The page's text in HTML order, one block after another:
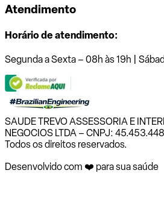
Atendimento
Horário de atendimento:
Segunda a Sexta – 08h às 19h |
SAUDE TREVO ASSESSORIA E
NEGOCIOS LTDA – CNPJ:
Todos os direitos reservados.
Desenvolvido com ❤️ para sua saúde